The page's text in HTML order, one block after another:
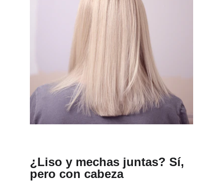
¿Liso y mechas juntas? Sí,
pero con cabeza